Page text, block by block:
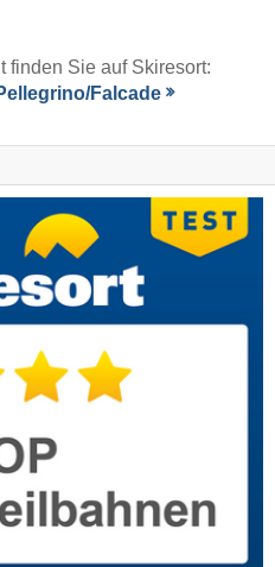
finden Sie auf Skiresort:
​Falcade